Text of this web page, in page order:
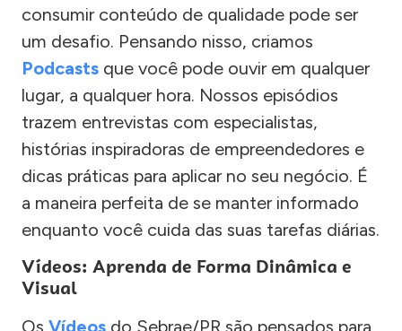
consumir conteúdo de qualidade pode ser
um desafio. Pensando nisso, criamos
Podcasts que você pode ouvir em qualquer
lugar, a qualquer hora. Nossos episódios
trazem entrevistas com especialistas,
histórias inspiradoras de empreendedores e
dicas práticas para aplicar no seu negócio. É
a maneira perfeita de se manter informado
enquanto você cuida das suas tarefas diárias.
Vídeos: Aprenda de Forma Dinâmica e
Visual